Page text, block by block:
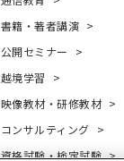
書籍・著者講演
公開セミナー
越境学習
映像教材・研修教材
コンサルティング
資格試験・検定試験